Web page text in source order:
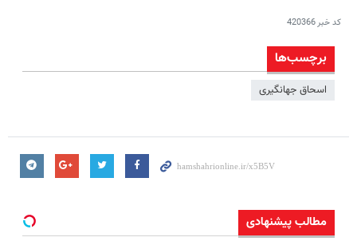
کد خبر420366
برچسب‌ها
اسحاق جهانگیری
مطالب پیشنهادی